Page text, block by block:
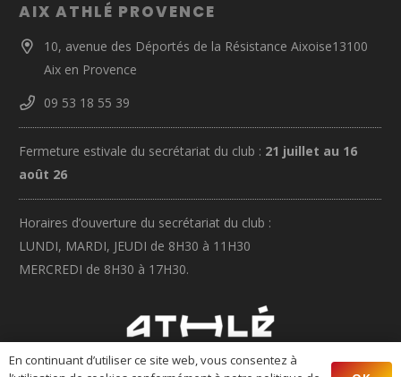
AIX ATHLÉ PROVENCE
10, avenue des Déportés de la Résistance Aixoise13100
Aix en Provence
09 53 18 55 39
Fermeture estivale du secrétariat du club : 21 juillet au 16
août 26
Horaires d’ouverture du secrétariat du club :
LUNDI, MARDI, JEUDI de 8H30 à 11H30
MERCREDI de 8H30 à 17H30.
En continuant d’utiliser ce site web, vous consentez à